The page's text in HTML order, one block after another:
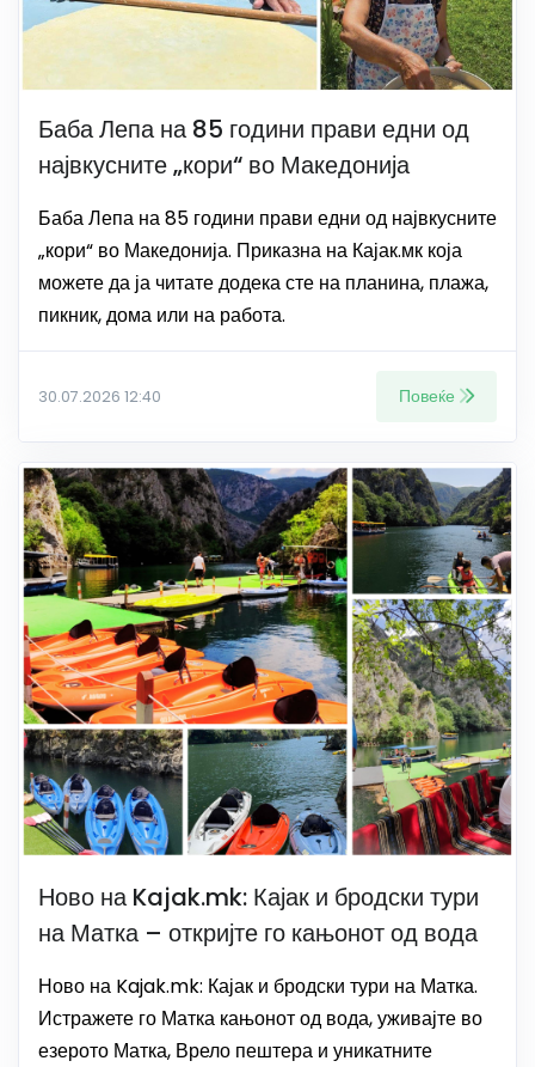
Баба Лепа на 85 години прави едни од
највкусните „кори“ во Македонија
Баба Лепа на 85 години прави едни од највкусните
„кори“ во Македонија. Приказна на Кајак.мк која
можете да ја читате додека сте на планина, плажа,
пикник, дома или на работа.
30.07.2026 12:40 Повеќе
Ново на Kajak.mk: Кајак и бродски тури
на Матка – откријте го кањонот од вода
Ново на Kajak.mk: Кајак и бродски тури на Матка.
Истражете го Матка кањонот од вода, уживајте во
езерото Матка, Врело пештера и уникатните